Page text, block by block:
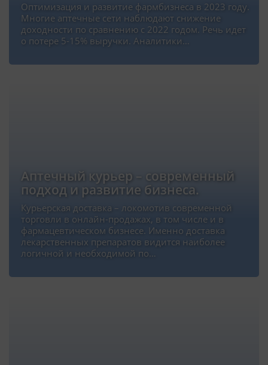
Оптимизация и развитие фармбизнеса в 2023 году.
Многие аптечные сети наблюдают снижение
доходности по сравнению с 2022 годом. Речь идет
о потере 5-15% выручки. Аналитики…
Аптечный курьер – современный
подход и развитие бизнеса.
Курьерская доставка – локомотив современной
торговли в онлайн-продажах, в том числе и в
фармацевтическом бизнесе. Именно доставка
лекарственных препаратов видится наиболее
логичной и необходимой по…